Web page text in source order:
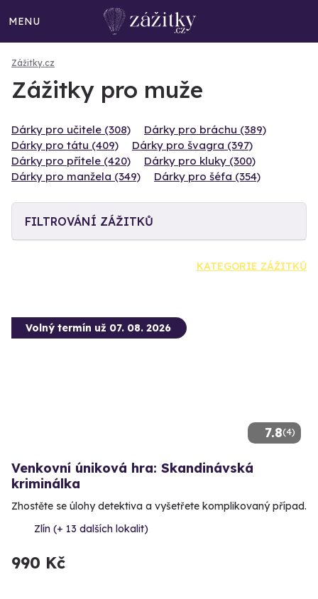
MENU
Zážitky.cz
Zážitky pro muže
Dárky pro učitele (308)
Dárky pro bráchu (389)
Dárky pro tátu (409)
Dárky pro švagra (397)
Dárky pro přítele (420)
Dárky pro kluky (300)
Dárky pro manžela (349)
Dárky pro šéfa (354)
FILTROVÁNÍ ZÁŽITKŮ
KATEGORIE ZÁŽITKŮ
7.8(4)
Volný termín už 07. 08. 2026
Venkovní úniková hra: Skandinávská
kriminálka
Zhostěte se úlohy detektiva a vyšetřete komplikovaný případ.
Zlín (+ 13 dalších lokalit)
990 Kč